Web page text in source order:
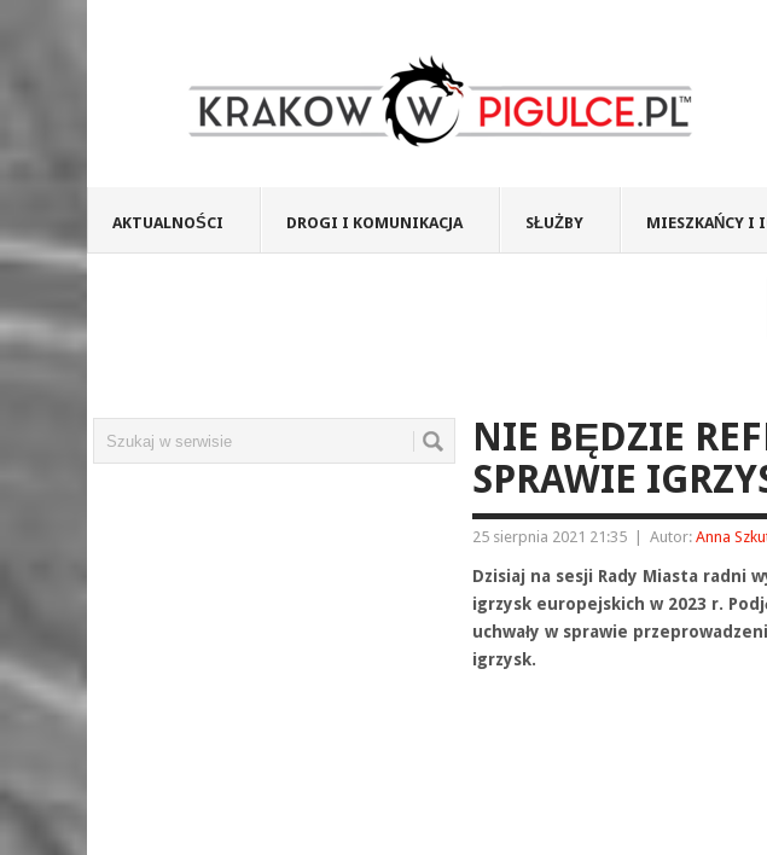
AKTUALNOŚCI DROGI I KOMUNIKACJA SŁUŻBY MIESZKAŃCY I
NIE BĘDZIE
SPRAWIE
25 sierpnia 2021 21:35 Autor: Anna
Dzisiaj na sesji Rady Miasta radni
igrzysk europejskich w 2023 r.
uchwały w sprawie
igrzysk.